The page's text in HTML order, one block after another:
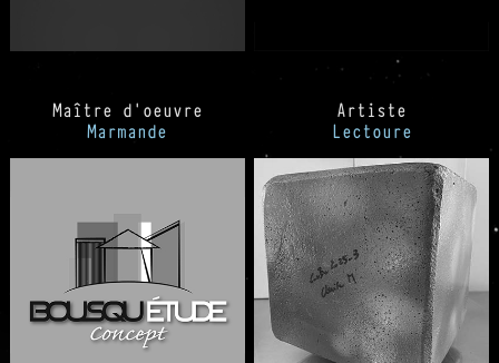
Maître d'oeuvre
Marmande
Artiste
Lectoure